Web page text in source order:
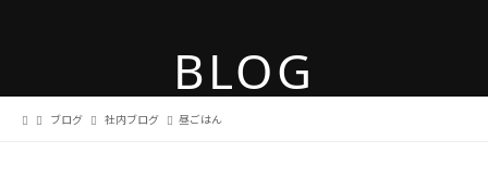
BLOG
ブログ 社内ブログ 昼ごはん